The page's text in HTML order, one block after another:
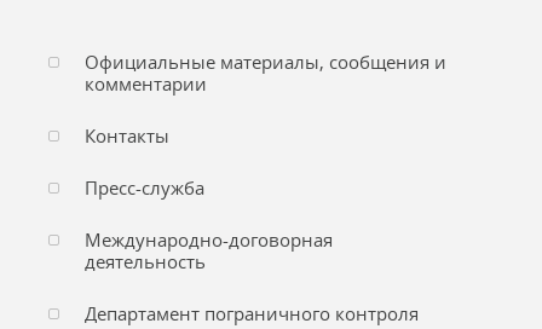
Официальные материалы, сообщения и
комментарии
Контакты
Пресс-служба
Международно-договорная
деятельность
Департамент пограничного контроля